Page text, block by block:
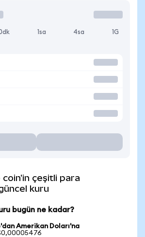
1sa 4sa 1G
coin'in çeşitli para
kuru
bugün ne kadar?
Amerikan Doları'na